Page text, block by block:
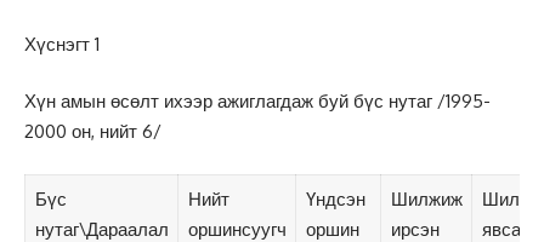
Хүснэгт 1
Хүн амын өсөлт ихээр ажиглагдаж буй бүс нутаг /1995-
2000 он, нийт 6/
Бүс
нутаг\Дараалал
Нийт
оршинсуугч
Үндсэн
оршин
Шилжиж
ирсэн
явсан